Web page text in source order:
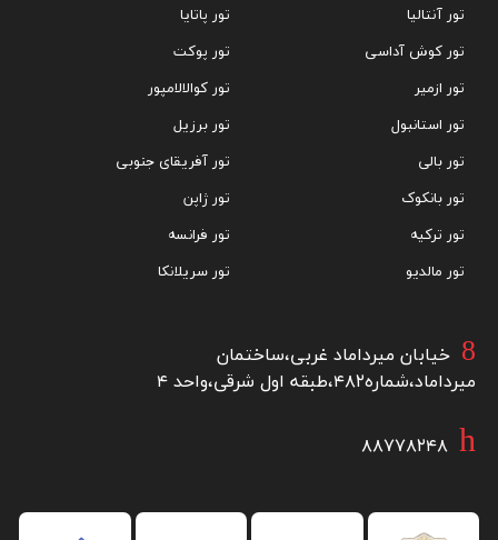
تور آنتالیا
تور کوش آداسی
تور ازمیر
تور استانبول
تور بالی
تور بانکوک
تور ترکیه
تور مالدیو
تور پاتایا
تور پوکت
تور کوالالامپور
تور برزیل
تور آفریقای جنوبی
تور ژاپن
تور فرانسه
تور سریلانکا
خیابان میرداماد غربی،ساختمان
میرداماد،شماره۴۸۲،طبقه اول شرقی،واحد ۴